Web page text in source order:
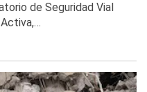
de Seguridad Vial